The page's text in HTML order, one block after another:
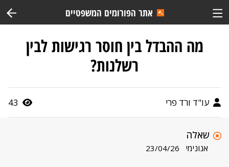
אתר הפורומים המשפטיים
מה ההבדל בין חוסר רגישות לבין
רשלנות?
עו"ד ורד פרי 43
שאלה
אנונימי 23/04/26